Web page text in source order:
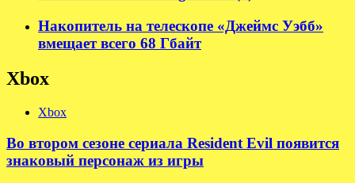
Накопитель на телескопе «Джеймс Уэбб»
вмещает всего 68 Гбайт
Xbox
Xbox
Во втором сезоне сериала Resident Evil появится
знаковый персонаж из игры